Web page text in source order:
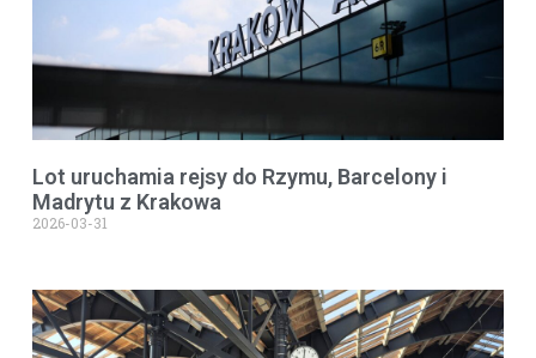
Lot uruchamia rejsy do Rzymu, Barcelony i
Madrytu z Krakowa
2026-03-31